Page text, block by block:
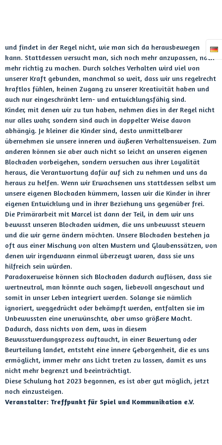
und findet in der Regel nicht, wie man sich da herausbewegen
kann. Stattdessen versucht man, sich noch mehr anzupassen, noch
mehr richtig zu machen. Durch solches Verhalten wird viel von
unserer Kraft gebunden, manchmal so weit, dass wir uns regelrecht
kraftlos fühlen, keinen Zugang zu unserer Kreativität haben und
auch nur eingeschränkt lern- und entwicklungsfähig sind.
Kinder, mit denen wir zu tun haben, nehmen dies in der Regel nicht
nur alles wahr, sondern sind auch in doppelter Weise davon
abhängig. Je kleiner die Kinder sind, desto unmittelbarer
übernehmen sie unsere inneren und äußeren Verhaltensweisen. Zum
anderen können sie aber auch nicht so leicht an unseren eigenen
Blockaden vorbeigehen, sondern versuchen aus ihrer Loyalität
heraus, die Verantwortung dafür auf sich zu nehmen und uns da
heraus zu helfen. Wenn wir Erwachsenen uns stattdessen selbst um
unsere eigenen Blockaden kümmern, lassen wir die Kinder in ihrer
eigenen Entwicklung und in ihrer Beziehung uns gegenüber frei.
Die Primärarbeit mit Marcel ist dann der Teil, in dem wir uns
bewusst unseren Blockaden widmen, die uns unbewusst steuern
und die wir gerne ändern möchten. Unsere Blockaden bestehen ja
oft aus einer Mischung von alten Mustern und Glaubenssätzen, von
denen wir irgendwann einmal überzeugt waren, dass sie uns
hilfreich sein würden.
Paradoxerweise können sich Blockaden dadurch auflösen, dass sie
wertneutral, man könnte auch sagen, liebevoll angeschaut und
somit in unser Leben integriert werden. Solange sie nämlich
ignoriert, weggedrückt oder bekämpft werden, entfalten sie im
Unbewussten eine unerwünschte, aber umso größere Macht.
Dadurch, dass nichts von dem, was in diesem
Bewusstwerdungsprozess auftaucht, in einer Bewertung oder
Beurteilung landet, entsteht eine innere Geborgenheit, die es uns
ermöglicht, immer mehr ans Licht treten zu lassen, damit es uns
nicht mehr begrenzt und beeinträchtigt.
Diese Schulung hat 2023 begonnen, es ist aber gut möglich, jetzt
noch einzusteigen.
Veranstalter: Treffpunkt für Spiel und Kommunikation e.V.